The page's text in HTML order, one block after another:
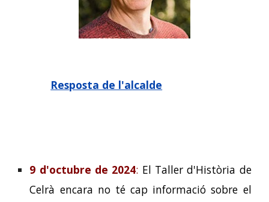
Resposta de l'alcalde
9 d'octubre de 2024: El Taller d'Història de
Celrà encara no té cap informació sobre el